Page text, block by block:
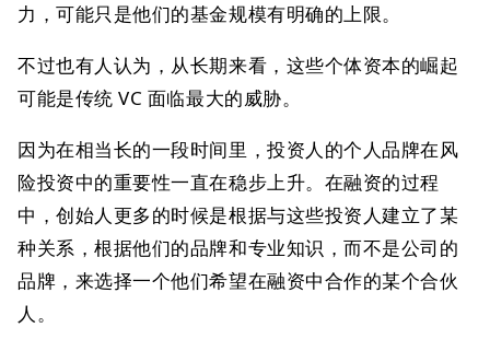
力，可能只是他们的基金规模有明确的上限。
不过也有人认为，从长期来看，这些个体资本的崛起
可能是传统 VC 面临最大的威胁。
因为在相当长的一段时间里，投资人的个人品牌在风
险投资中的重要性一直在稳步上升。在融资的过程
中，创始人更多的时候是根据与这些投资人建立了某
种关系，根据他们的品牌和专业知识，而不是公司的
品牌，来选择一个他们希望在融资中合作的某个合伙
人。